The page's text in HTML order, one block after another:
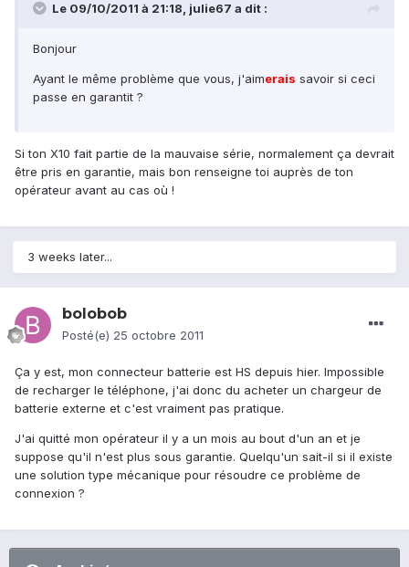
Le 09/10/2011 à 21:18, julie67 a dit :
Bonjour
Ayant le même problème que vous, j'aimerais savoir si ceci
passe en garantit ?
Si ton X10 fait partie de la mauvaise série, normalement ça devrait
être pris en garantie, mais bon renseigne toi auprès de ton
opérateur avant au cas où !
3 weeks later...
bolobob
Posté(e) 25 octobre 2011
Ça y est, mon connecteur batterie est HS depuis hier. Impossible
de recharger le téléphone, j'ai donc du acheter un chargeur de
batterie externe et c'est vraiment pas pratique.
J'ai quitté mon opérateur il y a un mois au bout d'un an et je
suppose qu'il n'est plus sous garantie. Quelqu'un sait-il si il existe
une solution type mécanique pour résoudre ce problème de
connexion ?